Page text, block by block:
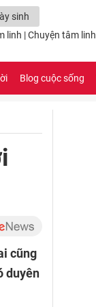
sinh
linh |Chuyện tâm linh
Blog cuộc sống
cũng
duyên